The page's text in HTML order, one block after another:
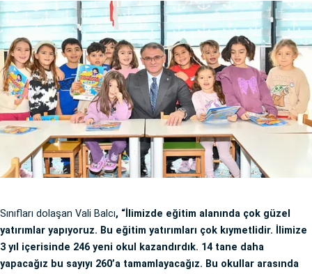
Sınıfları dolaşan Vali Balcı, “İlimizde eğitim alanında çok güzel
yatırımlar yapıyoruz. Bu eğitim yatırımları çok kıymetlidir. İlimize
3 yıl içerisinde 246 yeni okul kazandırdık. 14 tane daha
yapacağız bu sayıyı 260’a tamamlayacağız. Bu okullar arasında